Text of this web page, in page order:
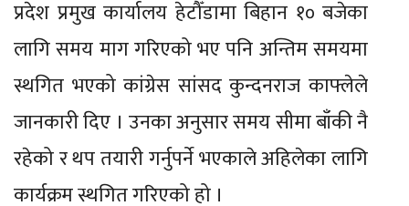
प्रदेश प्रमुख कार्यालय हेटौँडामा बिहान १० बजेका
लागि समय माग गरिएको भए पनि अन्तिम समयमा
स्थगित भएको कांग्रेस सांसद कुन्दनराज काफ्लेले
जानकारी दिए । उनका अनुसार समय सीमा बाँकी नै
रहेको र थप तयारी गर्नुपर्ने भएकाले अहिलेका लागि
कार्यक्रम स्थगित गरिएको हो ।